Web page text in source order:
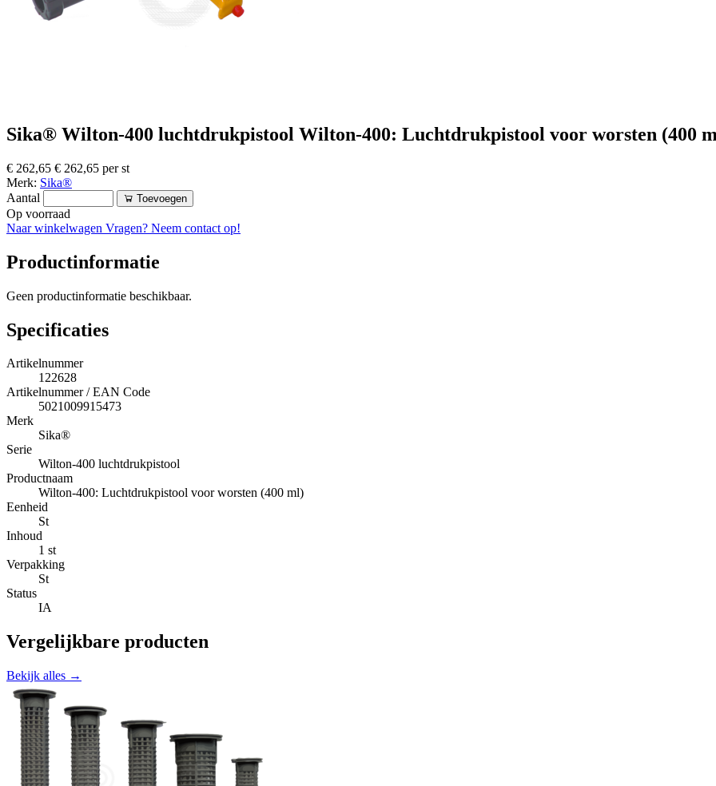
Sika® Wilton-400 luchtdrukpistool Wilton-400: Luchtdrukpistool voor worsten (400
€ 262,65 € 262,65 per st
Merk: Sika®
Aantal
Toevoegen
Op voorraad
Naar winkelwagen Vragen? Neem contact op!
Productinformatie
Geen productinformatie beschikbaar.
Specificaties
Artikelnummer
122628
Artikelnummer / EAN Code
5021009915473
Merk
Sika®
Serie
Wilton-400 luchtdrukpistool
Productnaam
Wilton-400: Luchtdrukpistool voor worsten (400 ml)
Eenheid
St
Inhoud
1 st
Verpakking
St
Status
IA
Vergelijkbare producten
Bekijk alles →